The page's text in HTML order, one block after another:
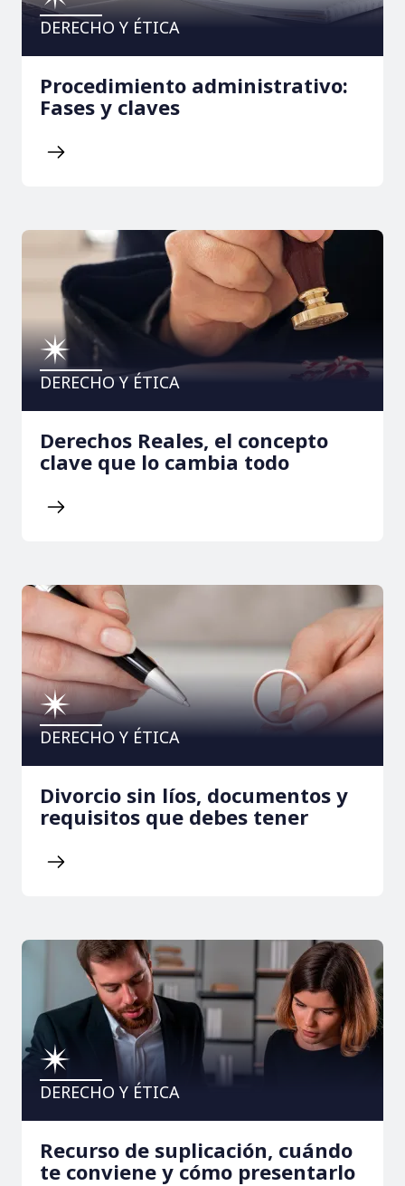
DERECHO Y ÉTICA
Procedimiento administrativo:
Fases y claves
DERECHO Y ÉTICA
Derechos Reales, el concepto
clave que lo cambia todo
DERECHO Y ÉTICA
Divorcio sin líos, documentos y
requisitos que debes tener
DERECHO Y ÉTICA
Recurso de suplicación, cuándo
te conviene y cómo presentarlo